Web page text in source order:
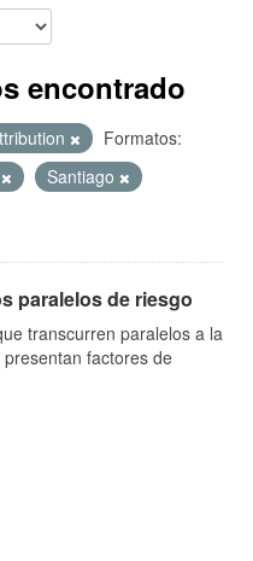
encontrado
Formatos:
Santiago
paralelos de riesgo
transcurren paralelos a la
factores de